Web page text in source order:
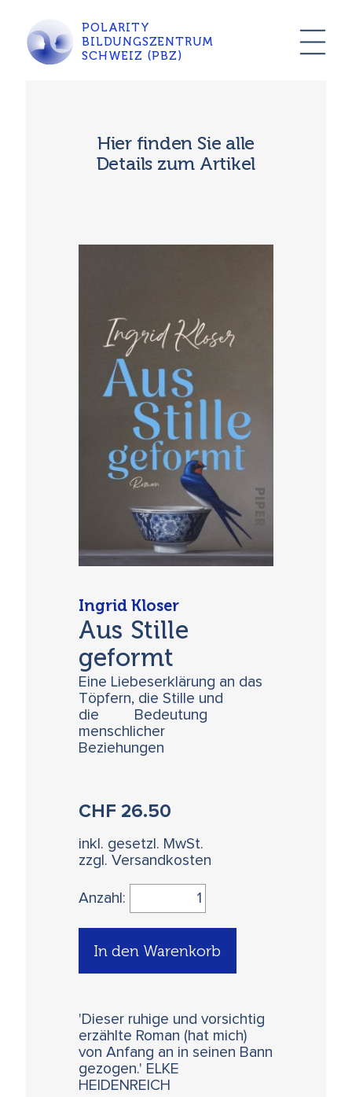
POLARITY
BILDUNGSZENTRUM
SCHWEIZ (PBZ)
Hier finden Sie alle
Details zum Artikel
Ingrid Kloser
Aus Stille
geformt
Eine Liebeserklärung an das
Töpfern, die Stille und
die Bedeutung
menschlicher
Beziehungen
CHF26.50
inkl. gesetzl. MwSt.
zzgl. Versandkosten
Anzahl:
In den Warenkorb
'Dieser ruhige und vorsichtig
erzählte Roman (hat mich)
von Anfang an in seinen Bann
gezogen.' ELKE
HEIDENREICH